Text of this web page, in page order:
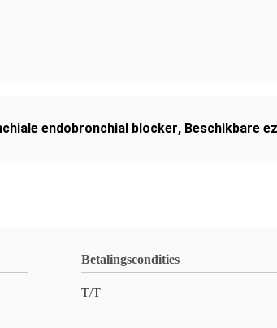
endobronchial blocker, Beschikbare
Betalingscondities
T/T